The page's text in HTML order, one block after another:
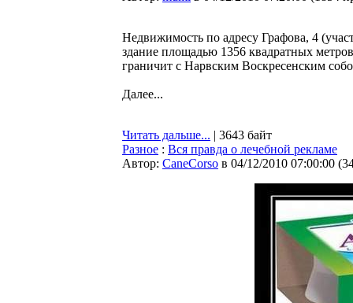
Недвижимость по адресу Графова, 4
здание площадью 1356 квадратных
граничит с Нарвским Воскресенским
Далее...
Читать дальше... | 3643 байт
Разное : Вся правда о лечебной рекламе
Автор: CaneCorso в 04/12/2010 07:00:00 (